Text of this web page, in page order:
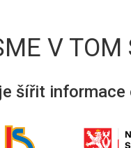
V TOM
šířit